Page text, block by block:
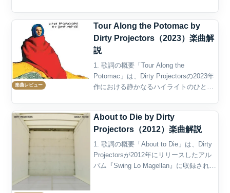
楽曲レビュー
Tour Along the Potomac by
Dirty Projectors（2023）楽曲解
説
1. 歌詞の概要「Tour Along the
Potomac」は、Dirty Projectorsの2023年
作における静かなるハイライトのひとつ
た楽曲である。タイト...
About to Die by Dirty
Projectors（2012）楽曲解説
1. 歌詞の概要「About to Die」は、Dirty
Projectorsが2012年にリリースしたアル
バム『Swing Lo Magellan』に収録された